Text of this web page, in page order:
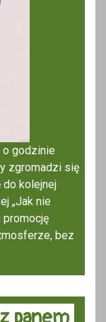
godzinie
zgromadzi się
do kolejnej
„Jak nie
promocję
bez